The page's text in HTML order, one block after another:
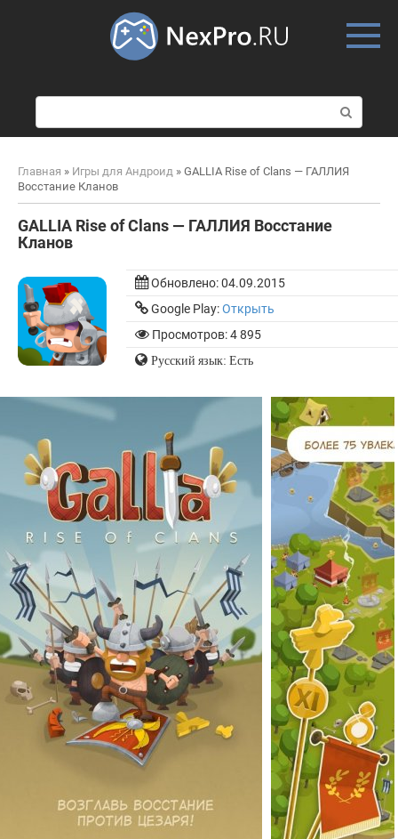
о
и
к
Главная » Игры для Андроид » GALLIA Rise of Clans — ГАЛЛИЯ
Восстание Кланов
GALLIA Rise of Clans — ГАЛЛИЯ Восстание
Кланов
Обновлено:04.09.2015
Google Play:Открыть
Просмотров: 4 895
Русский язык: Есть